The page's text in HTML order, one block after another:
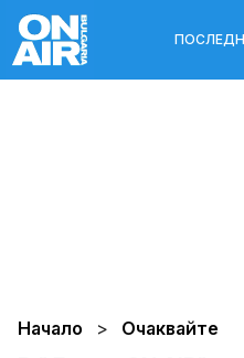
Начало Очаквайте